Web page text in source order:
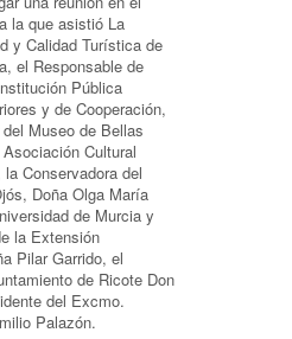
la que asistió La
y Calidad Turística de
el Responsable de
Pública
y de Cooperación,
Museo de Bellas
Cultural
Conservadora del
Doña Olga María
de Murcia y
la Extensión
Pilar Garrido, el
de Ricote Don
del Excmo.
Palazón.